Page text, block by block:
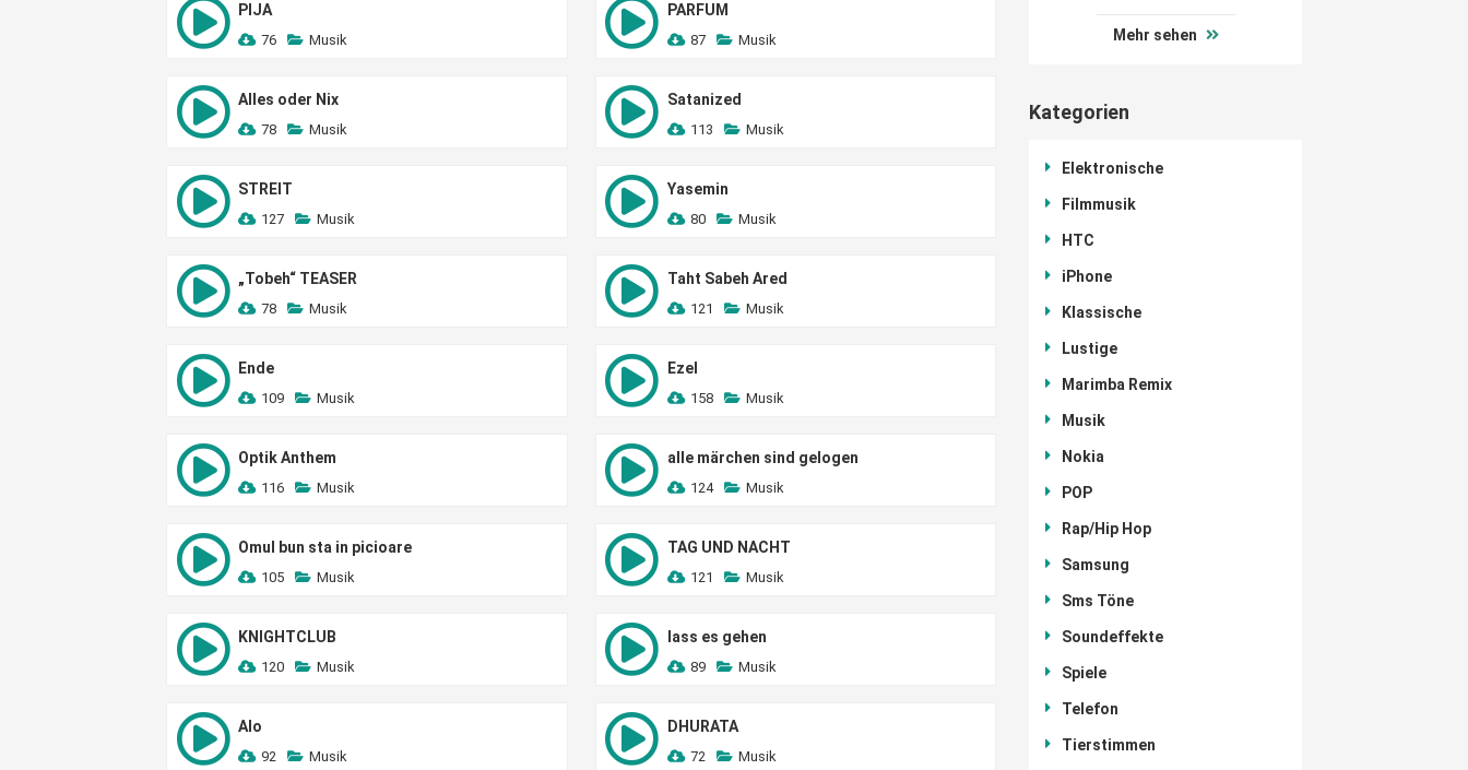
PIJA
76 Musik
PARFUM
87 Musik
Alles oder Nix
78 Musik
Satanized
113 Musik
STREIT
127 Musik
Yasemin
80 Musik
„Tobeh“ TEASER
78 Musik
Taht Sabeh Ared
121 Musik
Ende
109 Musik
Ezel
158 Musik
Optik Anthem
116 Musik
alle märchen sind gelogen
124 Musik
Omul bun sta in picioare
105 Musik
TAG UND NACHT
121 Musik
KNIGHTCLUB
120 Musik
lass es gehen
89 Musik
Alo
92 Musik
DHURATA
72 Musik
Mehr sehen
Kategorien
Elektronische
Filmmusik
HTC
iPhone
Klassische
Lustige
Marimba Remix
Musik
Nokia
POP
Rap/Hip Hop
Samsung
Sms Töne
Soundeffekte
Spiele
Telefon
Tierstimmen